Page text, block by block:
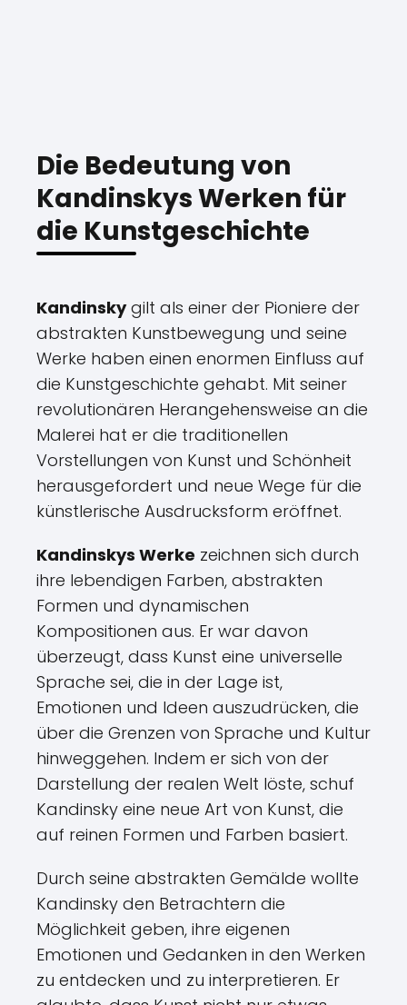
Die Bedeutung von
Kandinskys Werken für
die Kunstgeschichte
Kandinskygilt als einer der Pioniere der
abstrakten Kunstbewegung und seine
Werke haben einen enormen Einfluss auf
die Kunstgeschichte gehabt. Mit seiner
revolutionären Herangehensweise an die
Malerei hat er die traditionellen
Vorstellungen von Kunst und Schönheit
herausgefordert und neue Wege für die
künstlerische Ausdrucksform eröffnet.
Kandinskys Werke zeichnen sich durch
ihre lebendigen Farben, abstrakten
Formen und dynamischen
Kompositionen aus. Er war davon
überzeugt, dass Kunst eine universelle
Sprache sei, die in der Lage ist,
Emotionen und Ideen auszudrücken, die
über die Grenzen von Sprache und Kultur
hinweggehen. Indem er sich von der
Darstellung der realen Welt löste, schuf
Kandinsky eine neue Art von Kunst, die
auf reinen Formen und Farben basiert.
Durch seine abstrakten Gemälde wollte
Kandinsky den Betrachtern die
Möglichkeit geben, ihre eigenen
Emotionen und Gedanken in den Werken
zu entdecken und zu interpretieren. Er